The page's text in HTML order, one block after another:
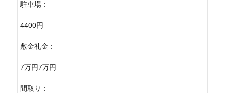
駐車場：
4400円
敷金礼金：
7万円7万円
間取り：